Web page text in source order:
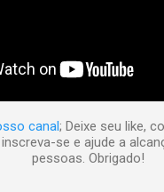
canal; Deixe seu like,
se e ajude a
pessoas. Obrigado!